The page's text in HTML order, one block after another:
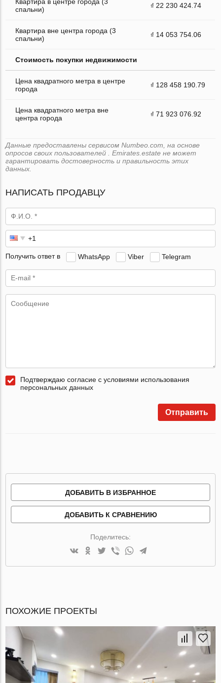
спальни)
₫ 22 230 424.74
Квартира вне центра города (3
спальни)
₫ 14 053 754.06
Стоимость покупки недвижимости
Цена квадратного метра в центре
города
₫ 128 458 190.79
Цена квадратного метра вне
центра города
₫ 71 923 076.92
Данные предоставлены сервисом Numbeo.com, на основе
опросов своих пользователей . Emirates.estate не может
гарантировать достоверность и правильность этих
данных.
НАПИСАТЬ ПРОДАВЦУ
Получить ответ в WhatsApp Viber Telegram
Подтверждаю согласие с условиями использования
персональных данных
Отправить
ДОБАВИТЬ В ИЗБРАННОЕ
ДОБАВИТЬ К СРАВНЕНИЮ
Поделитесь:
ПОХОЖИЕ ПРОЕКТЫ